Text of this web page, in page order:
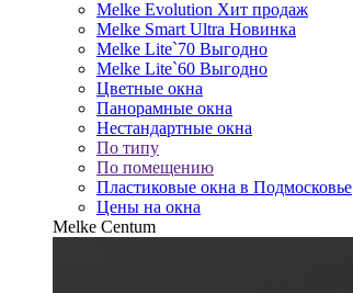
Melke Evolution Хит продаж
Melke Smart Ultra Новинка
Melke Lite`70 Выгодно
Melke Lite`60 Выгодно
Цветные окна
Панорамные окна
Нестандартные окна
По типу
По помещению
Пластиковые окна в Подмосковье
Цены на окна
Melke Centum